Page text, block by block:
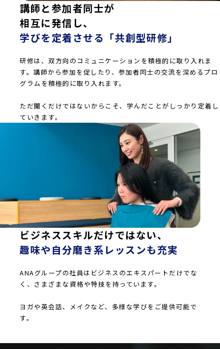
講師と参加者同士が
相互に発信し、
学びを定着させる「共創型研修」
研修は、双方向のコミュニケーションを積極的に取り入れま
す。講師から参加を促したり、参加者同士の交流を深めるプロ
グラムを積極的に取り入れます。
ただ聞くだけではないからこそ、学んだことがしっかり定着し
ていきます。
ビジネススキルだけではない、
趣味や自分磨き系レッスンも充実
ANAグループの社員はビジネスのエキスパートだけでな
く、さまざまな資格や特技を持っています。
ヨガや英会話、メイクなど、多様な学びをご提供可能で
す。